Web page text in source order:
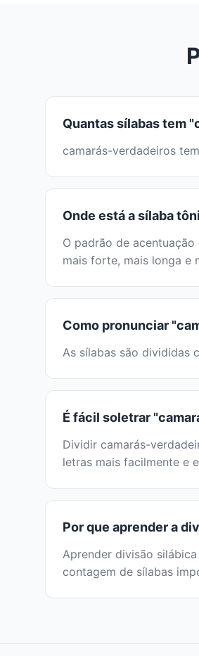
Quantas sílabas tem
camarás-verdadeiros tem
Onde está a sílaba
O padrão de
mais forte, mais longa e
Como pronunciar
As sílabas são divididas
É fácil soletrar
Dividir camarás-
letras mais facilmente e
Por que aprender a
Aprender divisão
contagem de sílabas